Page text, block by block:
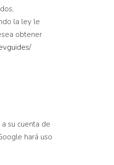
la ley le
obtener
su cuenta de
hará uso